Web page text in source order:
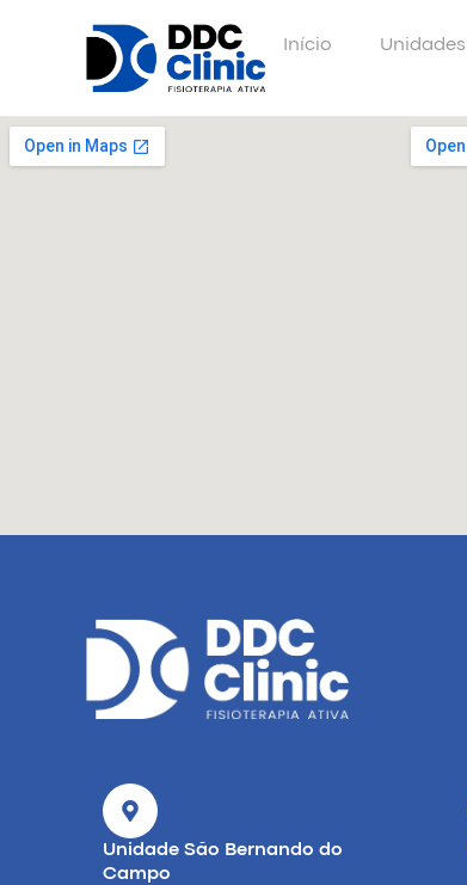
Início Unidades
Unidade São Bernando do
Campo